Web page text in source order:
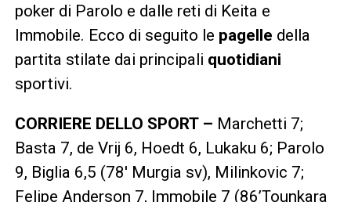
poker di Parolo e dalle reti di Keita e
Immobile. Ecco di seguito le pagelle della
partita stilate dai principali quotidiani
sportivi.
CORRIERE DELLO SPORT – Marchetti 7;
Basta 7, de Vrij 6, Hoedt 6, Lukaku 6; Parolo
9, Biglia 6,5 (78′ Murgia sv), Milinkovic 7;
Felipe Anderson 7, Immobile 7 (86’Tounkara